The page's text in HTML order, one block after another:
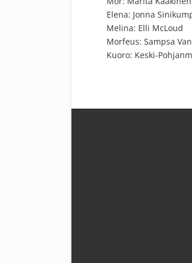
Elena: Jonna
Melina: Elli McLoud
Morfeus: Sampsa
Kuoro: Keski-